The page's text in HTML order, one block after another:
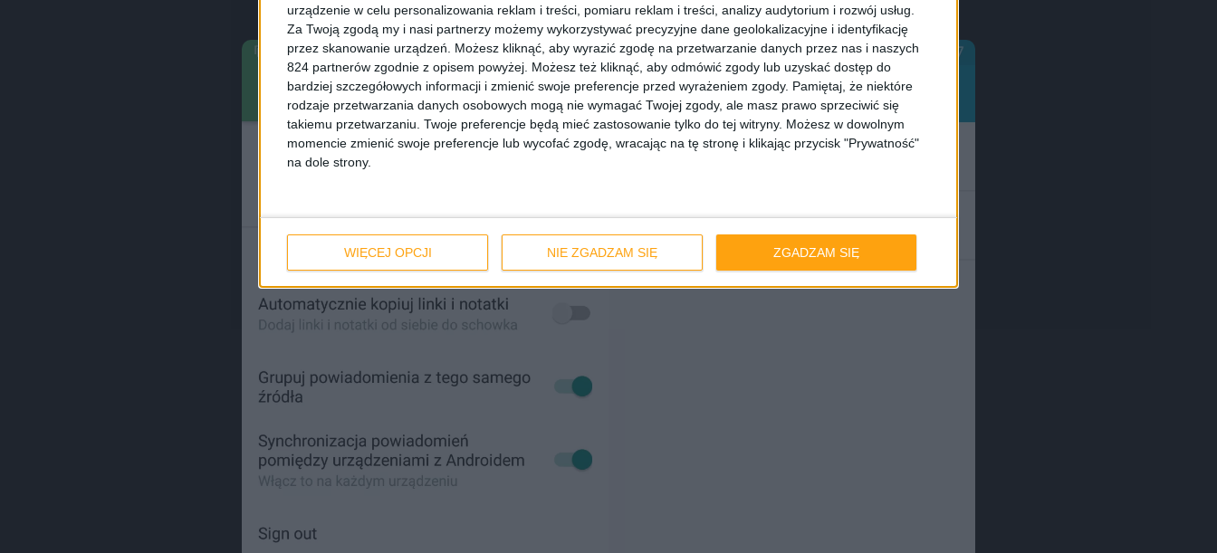
urządzenie w celu personalizowania reklam i treści, pomiaru reklam i treści, analizy audytorium i rozwój usług.
Za Twoją zgodą my i nasi partnerzy możemy wykorzystywać precyzyjne dane geolokalizacyjne i identyfikację
przez skanowanie urządzeń. Możesz kliknąć, aby wyrazić zgodę na przetwarzanie danych przez nas i naszych
824 partnerów zgodnie z opisem powyżej. Możesz też kliknąć, aby odmówić zgody lub uzyskać dostęp do
bardziej szczegółowych informacji i zmienić swoje preferencje przed wyrażeniem zgody. Pamiętaj, że niektóre
rodzaje przetwarzania danych osobowych mogą nie wymagać Twojej zgody, ale masz prawo sprzeciwić się
takiemu przetwarzaniu. Twoje preferencje będą mieć zastosowanie tylko do tej witryny. Możesz w dowolnym
momencie zmienić swoje preferencje lub wycofać zgodę, wracając na tę stronę i klikając przycisk "Prywatność"
na dole strony.
WIĘCEJ OPCJI NIE ZGADZAM SIĘ ZGADZAM SIĘ